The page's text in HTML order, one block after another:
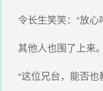
令长生笑笑：“放心
其他人也围了上来。
“这位兄台，能否也